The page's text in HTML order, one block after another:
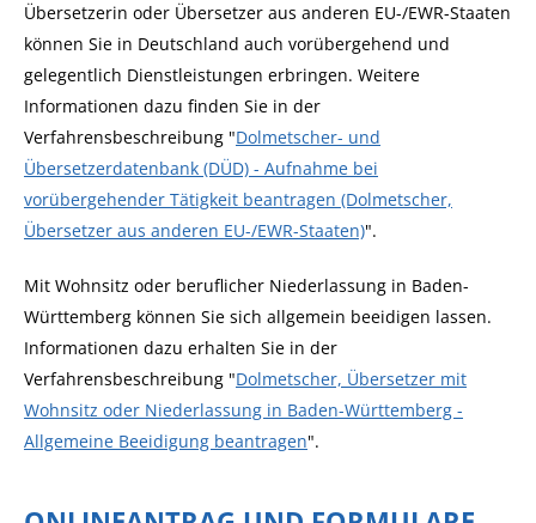
Übersetzerin oder Übersetzer aus anderen EU-/EWR-Staaten
können Sie in Deutschland auch vorübergehend und
gelegentlich Dienstleistungen erbringen. Weitere
Informationen dazu finden Sie in der
Verfahrensbeschreibung "Dolmetscher- und
Übersetzerdatenbank (DÜD) - Aufnahme bei
vorübergehender Tätigkeit beantragen (Dolmetscher,
Übersetzer aus anderen EU-/EWR-Staaten)".
Mit Wohnsitz oder beruflicher Niederlassung in Baden-
Württemberg können Sie sich allgemein beeidigen lassen.
Informationen dazu erhalten Sie in der
Verfahrensbeschreibung "Dolmetscher, Übersetzer mit
Wohnsitz oder Niederlassung in Baden-Württemberg -
Allgemeine Beeidigung beantragen".